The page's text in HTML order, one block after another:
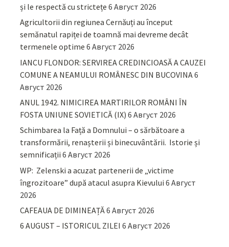
și le respectă cu strictețe 6 Август 2026
Agricultorii din regiunea Cernăuți au început
semănatul rapiței de toamnă mai devreme decât
termenele optime 6 Август 2026
IANCU FLONDOR: SERVIREA CREDINCIOASĂ A CAUZEI
COMUNE A NEAMULUI ROMÂNESC DIN BUCOVINA6
Август 2026
ANUL 1942. NIMICIREA MARTIRILOR ROMÂNI ÎN
FOSTA UNIUNE SOVIETICĂ (IX) 6 Август 2026
Schimbarea la Față a Domnului – o sărbătoare a
transformării, renașterii și binecuvântării. Istorie și
semnificații 6 Август 2026
WP: Zelenski a acuzat partenerii de „victime
îngrozitoare” după atacul asupra Kievului 6 Август
2026
CAFEAUA DE DIMINEAȚĂ6 Август 2026
6 AUGUST – ISTORICUL ZILEI 6 Август 2026